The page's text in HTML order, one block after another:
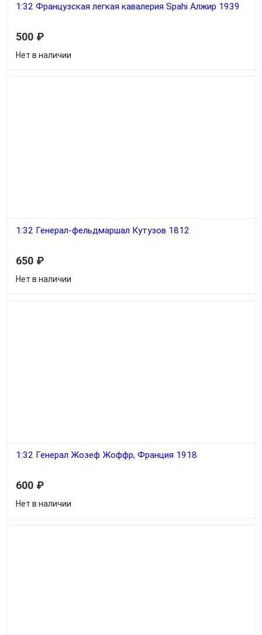
1:32 Французская легкая кавалерия Spahi Алжир 1939
500 ₽
Нет в наличии
1:32 Генерал-фельдмаршал Кутузов 1812
650 ₽
Нет в наличии
1:32 Генерал Жозеф Жоффр, Франция 1918
600 ₽
Нет в наличии